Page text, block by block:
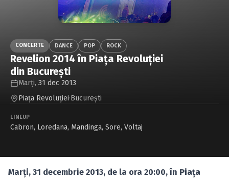
Caută în site...
CONCERTE DANCE POP ROCK
Revelion 2014 în Piaţa Revoluţiei
din Bucureşti
Marți, 31 dec 2013
Piaţa Revoluţiei·Bucureşti
LINEUP
Cabron, Loredana, Mandinga, Sore, Voltaj
Marţi, 31 decembrie 2013, de la ora 20:00, în Piaţa